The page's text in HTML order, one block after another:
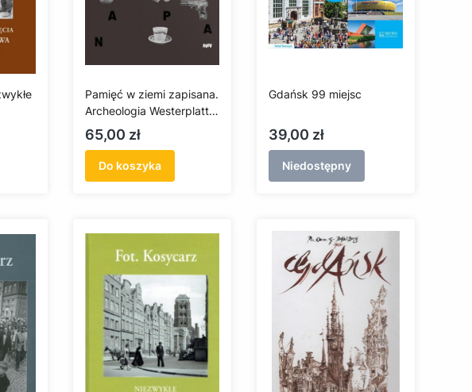
Pamięć w ziemi zapisana.
Archeologia Westerplatte.
Katalog wystawy
Cena
65,00 zł
Do koszyka
Gdańsk 99 miejsc
Cena
39,00 zł
Niedostępny